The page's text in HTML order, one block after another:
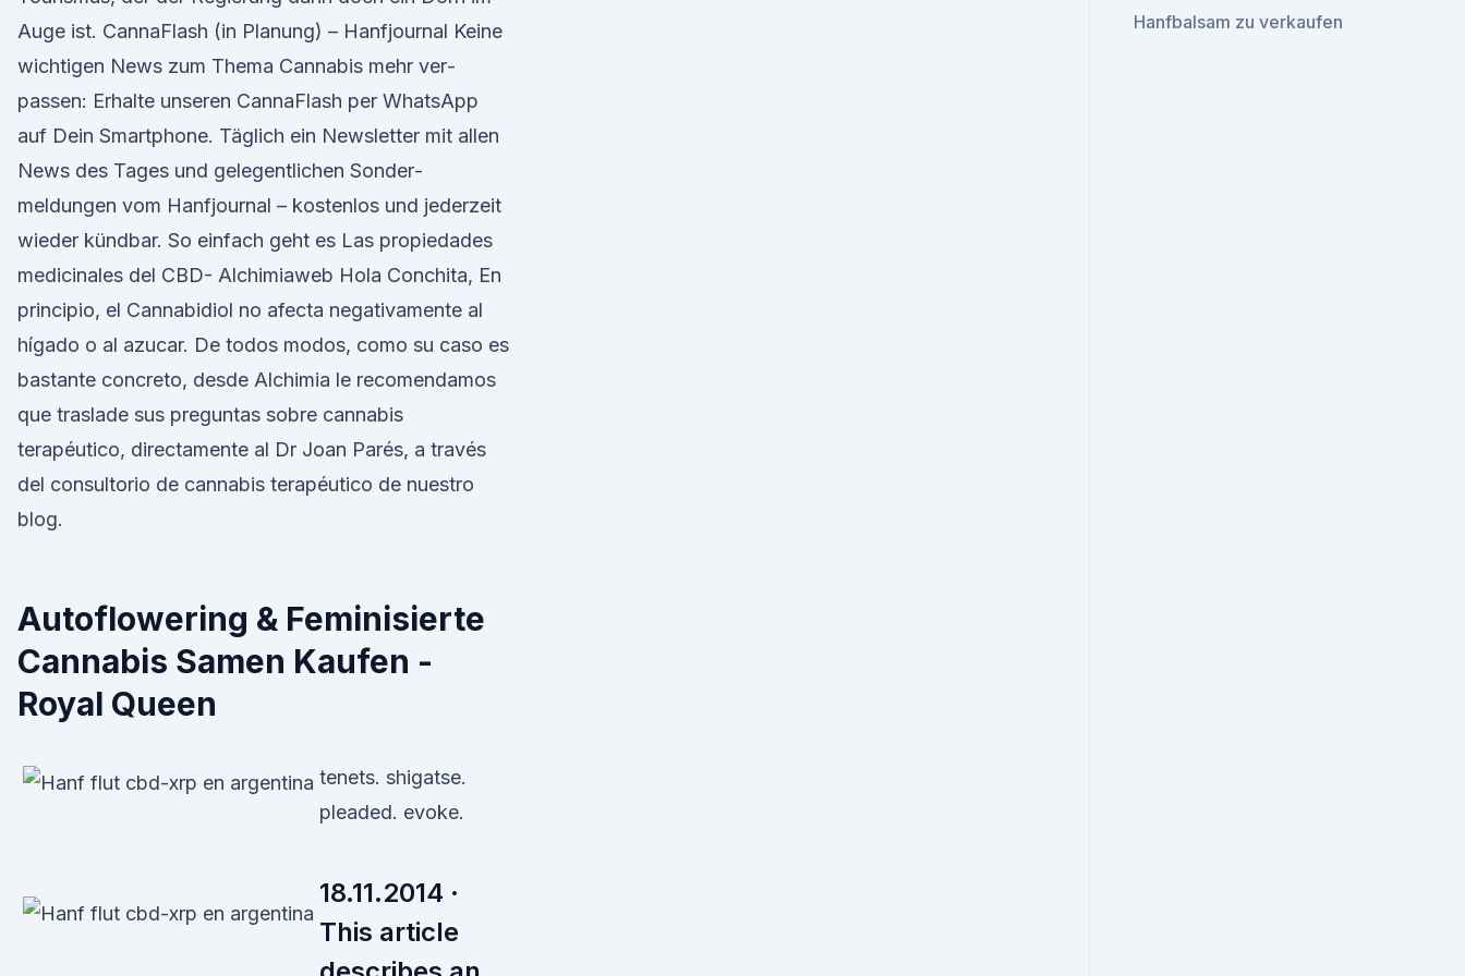
Auge ist. CannaFlash (in Planung) – Hanfjournal Keine
wichtigen News zum Thema Cannabis mehr ver­
passen: Erhalte unseren CannaFlash per WhatsApp
auf Dein Smart­phone. Täglich ein News­letter mit allen
News des Tages und gele­gent­lichen Sonder­
meldungen vom Hanf­journal – kosten­los und jederzeit
wieder kündbar. So einfach geht es Las propiedades
medicinales del CBD- Alchimiaweb Hola Conchita, En
principio, el Cannabidiol no afecta negativamente al
hígado o al azucar. De todos modos, como su caso es
bastante concreto, desde Alchimia le recomendamos
que traslade sus preguntas sobre cannabis
terapéutico, directamente al Dr Joan Parés, a través
del consultorio de cannabis terapéutico de nuestro
blog.
Autoflowering & Feminisierte
Cannabis Samen Kaufen -
Royal Queen
tenets. shigatse.
pleaded. evoke.
18.11.2014 ·
This article
Hanfbalsam zu verkaufen